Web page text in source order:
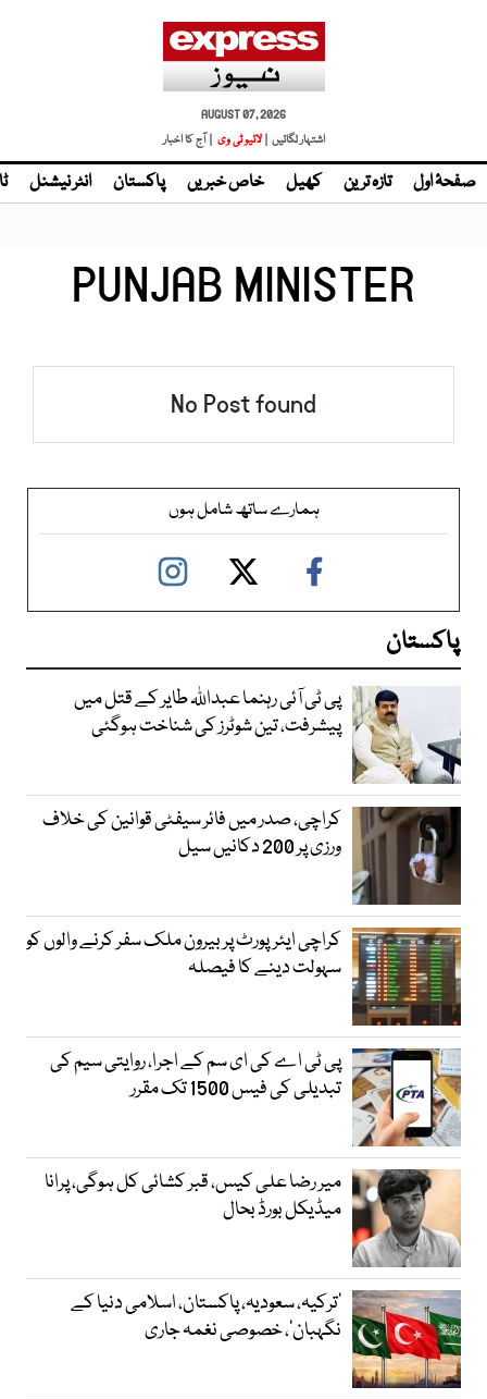
AUGUST 07, 2026
اشتہار لگائیں | لائیو ٹی وی | آج کا اخبار
صفحۂ اول تازہ ترین کھیل خاص خبریں پاکستان انٹر نیشنل
PUNJAB MINISTER
No Post found
ہمارے ساتھ شامل ہوں
پاکستان
پی ٹی آئی رہنما عبداللہ طایر کے قتل میں
پیشرفت، تین شوٹرز کی شناخت ہوگئی
کراچی، صدر میں فائر سیفٹی قوانین کی خلاف
ورزی پر 200 دکانیں سیل
کراچی ایئرپورٹ پر بیرون ملک سفر کرنے والوں کو
سہولت دینے کا فیصلہ
پی ٹی اے کی ای سم کے اجرا، روایتی سیم کی
تبدیلی کی فیس 1500 تک مقرر
میر رضا علی کیس، قبر کشائی کل ہوگی، پرانا
میڈیکل بورڈ بحال
‘ترکیہ، سعودیہ، پاکستان، اسلامی دنیا کے
نگہبان’، خصوصی نغمہ جاری